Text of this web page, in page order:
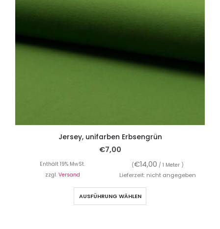
Jersey, unifarben Erbsengrün
€7,00
Enthält 19% MwSt. (€14,00 / 1 Meter )
zzgl. Versand Lieferzeit: nicht angegeben
AUSFÜHRUNG WÄHLEN